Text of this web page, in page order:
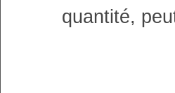
quantité,